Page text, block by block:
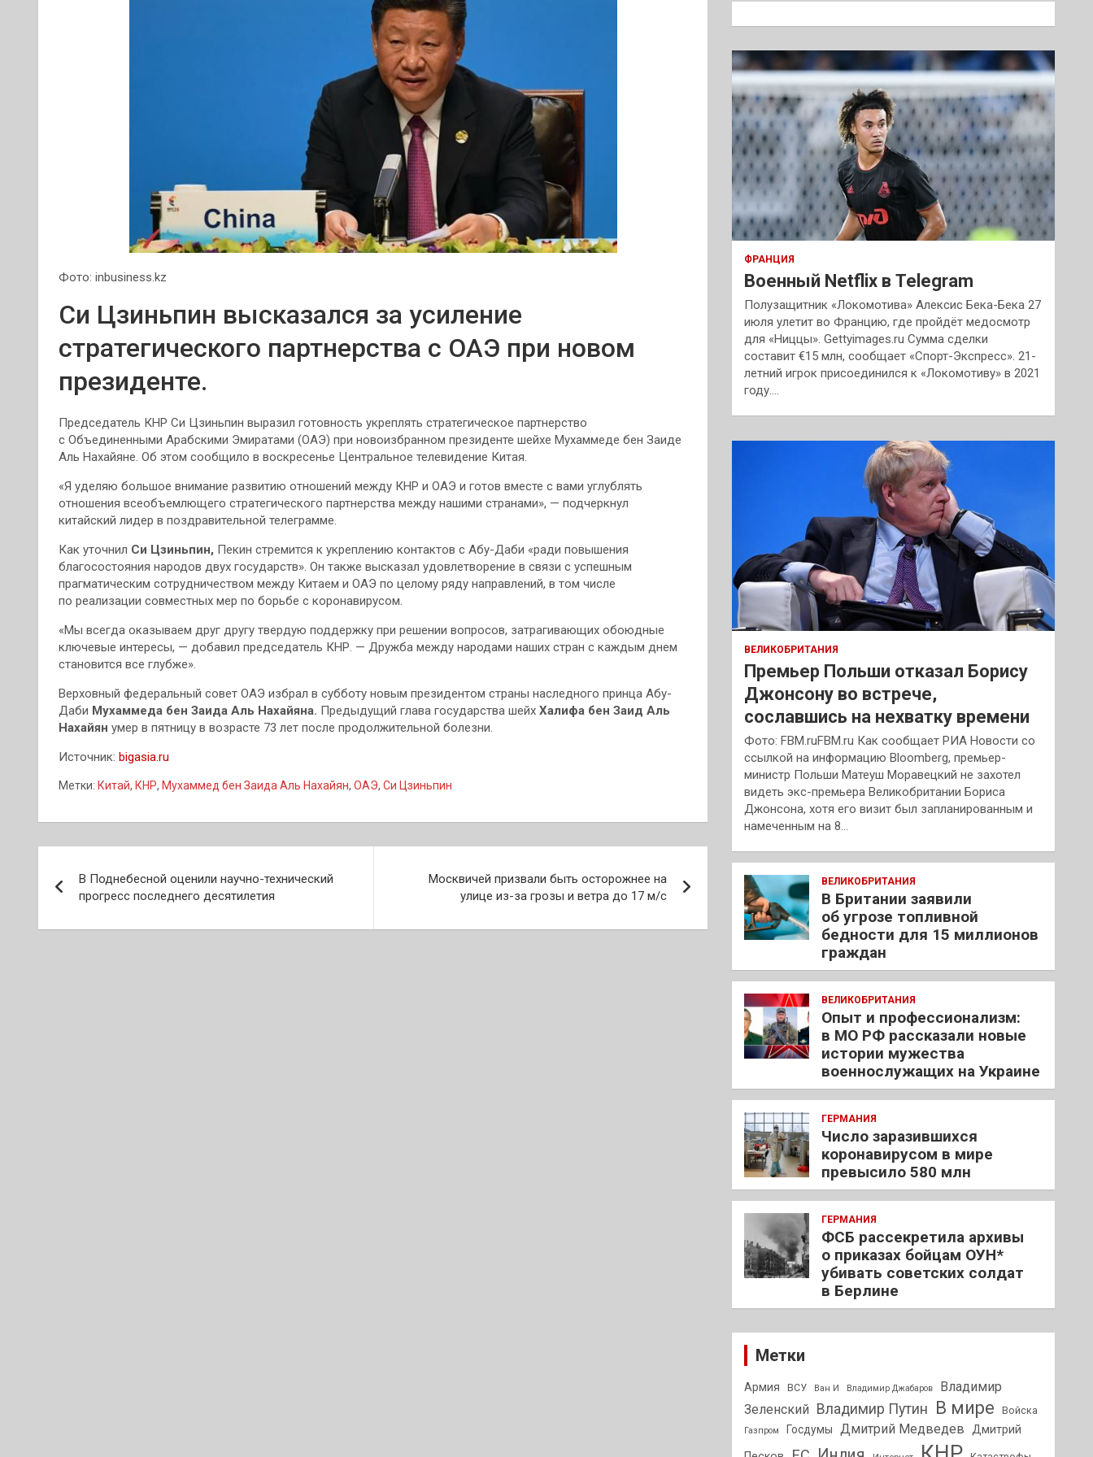
Фото: inbusiness.kz
Си Цзиньпин высказался за усиление
стратегического партнерства с ОАЭ при новом
президенте.
Председатель КНР Си Цзиньпин выразил готовность укреплять стратегическое партнерство
с Объединенными Арабскими Эмиратами (ОАЭ) при новоизбранном президенте шейхе Мухаммеде бен Заиде
Аль Нахайяне. Об этом сообщило в воскресенье Центральное телевидение Китая.
«Я уделяю большое внимание развитию отношений между КНР и ОАЭ и готов вместе с вами углублять
отношения всеобъемлющего стратегического партнерства между нашими странами», — подчеркнул
китайский лидер в поздравительной телеграмме.
Как уточнил Си Цзиньпин, Пекин стремится к укреплению контактов с Абу-Даби «ради повышения
благосостояния народов двух государств». Он также высказал удовлетворение в связи с успешным
прагматическим сотрудничеством между Китаем и ОАЭ по целому ряду направлений, в том числе
по реализации совместных мер по борьбе с коронавирусом.
«Мы всегда оказываем друг другу твердую поддержку при решении вопросов, затрагивающих обоюдные
ключевые интересы, — добавил председатель КНР. — Дружба между народами наших стран с каждым днем
становится все глубже».
Верховный федеральный совет ОАЭ избрал в субботу новым президентом страны наследного принца Абу-
Даби Мухаммеда бен Заида Аль Нахайяна. Предыдущий глава государства шейх Халифа бен Заид Аль
Нахайян умер в пятницу в возрасте 73 лет после продолжительной болезни.
Источник: bigasia.ru
Метки: Китай, КНР, Мухаммед бен Заида Аль Нахайян, ОАЭ, Си Цзиньпин
по
записям
В Поднебесной оценили научно-технический
прогресс последнего десятилетия
Москвичей призвали быть осторожнее на
улице из-за грозы и ветра до 17 м/с
к
ФРАНЦИЯ
Военный Netflix в Telegram
Полузащитник «Локомотива» Алексис Бека-Бека 27
июля улетит во Францию, где пройдёт медосмотр
для «Ниццы». Gettyimages.ru Сумма сделки
составит €15 млн, сообщает «Спорт-Экспресс». 21-
летний игрок присоединился к «Локомотиву» в 2021
году.…
ВЕЛИКОБРИТАНИЯ
Премьер Польши отказал Борису
Джонсону во встрече,
сославшись на нехватку времени
Фото: FBM.ruFBM.ru Как сообщает РИА Новости со
ссылкой на информацию Bloomberg, премьер-
министр Польши Матеуш Моравецкий не захотел
видеть экс-премьера Великобритании Бориса
Джонсона, хотя его визит был запланированным и
намеченным на 8…
ВЕЛИКОБРИТАНИЯ
В Британии заявили
об угрозе топливной
бедности для 15 миллионов
граждан
ВЕЛИКОБРИТАНИЯ
Опыт и профессионализм:
в МО РФ рассказали новые
истории мужества
военнослужащих на Украине
ГЕРМАНИЯ
Число заразившихся
коронавирусом в мире
превысило 580 млн
ГЕРМАНИЯ
ФСБ рассекретила архивы
о приказах бойцам ОУН*
убивать советских солдат
в Берлине
Метки
Армия ВСУ Ван И Владимир Джабаров
Владимир
Зеленский
Владимир Путин В мире Войска
Газпром Госдумы Дмитрий Медведев
Дмитрий